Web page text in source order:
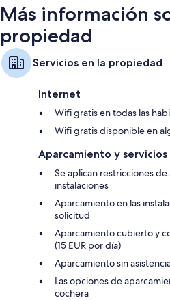
Más información
propiedad
Servicios en la propiedad
Internet
Wifi gratis en todas las
Wifi gratis disponible en
Aparcamiento y
Se aplican restricciones
instalaciones
Aparcamiento en las
solicitud
Aparcamiento cubierto y
(15 EUR por día)
Aparcamiento sin
Las opciones de
cochera